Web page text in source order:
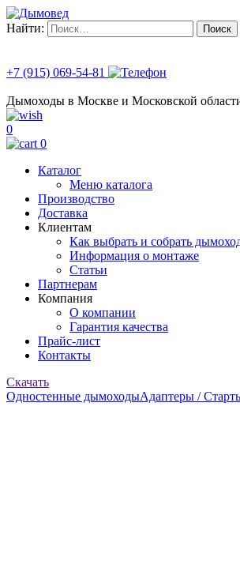
Найти:
+7 (915) 069-54-81
Дымоходы в Москве и Московской
0
0
Каталог
Меню каталога
Производство
Доставка
Клиентам
Как выбрать и собрать
Информация о монтаже
Статьи
Партнерам
Компания
О компании
Гарантия качества
Прайс-лист
Контакты
Скачать
Одностенные дымоходыАдаптеры /